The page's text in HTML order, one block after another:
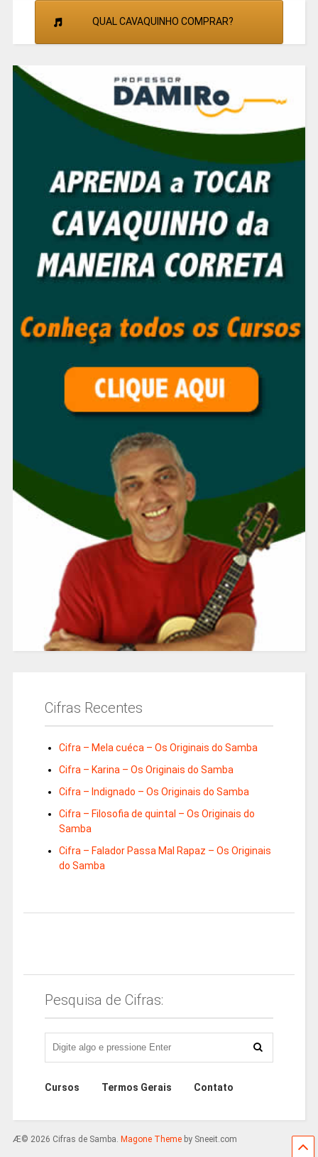
QUAL CAVAQUINHO COMPRAR?
Cifras Recentes
Cifra – Mela cuéca – Os Originais do Samba
Cifra – Karina – Os Originais do Samba
Cifra – Indignado – Os Originais do Samba
Cifra – Filosofia de quintal – Os Originais do
Samba
Cifra – Falador Passa Mal Rapaz – Os Originais
do Samba
Pesquisa de Cifras:
Cursos Termos Gerais Contato
Æ© 2026 Cifras de Samba. Magone Themeby Sneeit.com